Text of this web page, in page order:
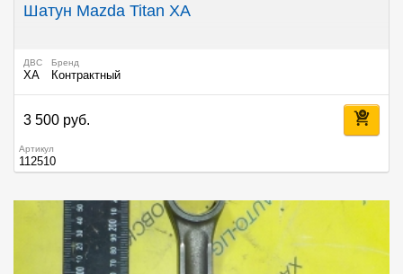
Шатун Mazda Titan XA
ДВС
XA
Бренд
Контрактный
3 500 руб.
Артикул
112510